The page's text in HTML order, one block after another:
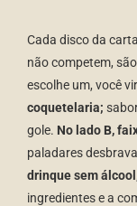
Cada disco da
não competem,
escolhe um, você
coquetelaria;
gole. No lado B,
paladares
drinque sem
ingredientes e a